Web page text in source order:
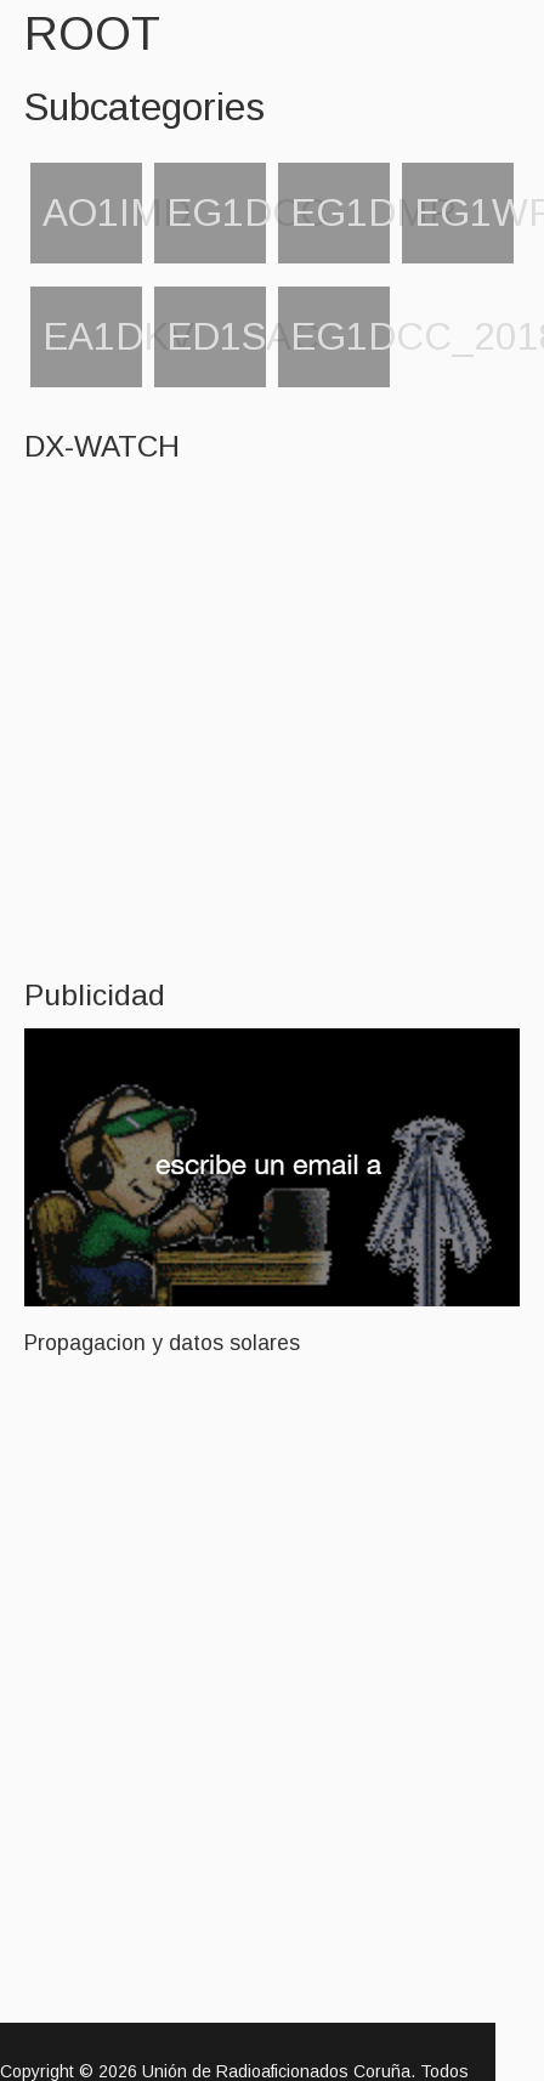
ROOT
Subcategories
AO1IMDEG1DCCEG1DMR
EA1DKVED1SAC
DX-WATCH
Publicidad
Propagacion y datos solares
Copyright © 2026 Unión de Radioaficionados Coruña. Todos